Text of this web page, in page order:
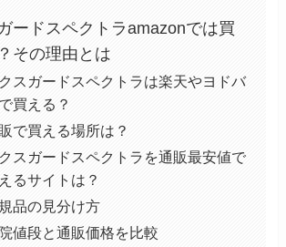
ードスペクトラamazonでは買
その理由とは
スガードスペクトラは楽天やヨドバ
買える？
で買える場所は？
スガードスペクトラを通販最安値で
るサイトは？
品の見分け方
値段と通販価格を比較